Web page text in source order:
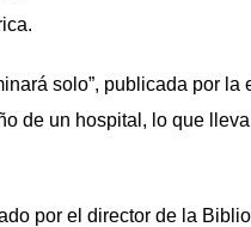
solo”, publicada por
de un hospital, lo que
por el director de la